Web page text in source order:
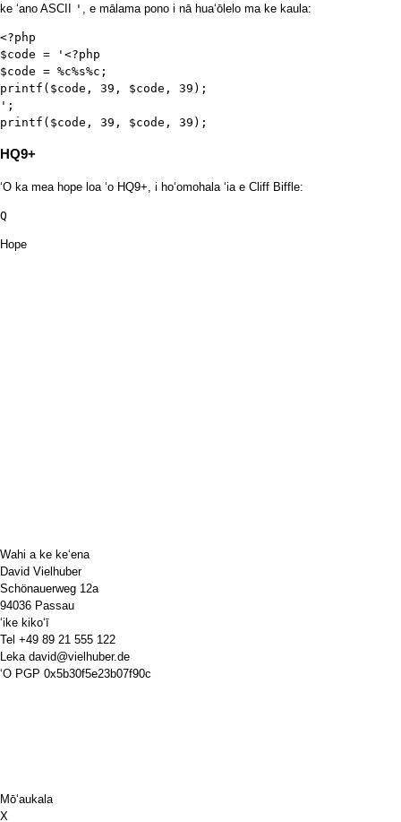
ke ʻano ASCII
' , e mālama pono i nā huaʻōlelo ma ke kaula:
<?php
$code = '<?php
$code = %c%s%c;
printf($code, 39, $code, 39);
';
printf($code, 39, $code, 39);
HQ9+
ʻO ka mea hope loa ʻo HQ9+, i hoʻomohala ʻia e Cliff Biffle:
Q
Hope
Wahi a ke keʻena
David Vielhuber
Schönauerweg 12a
94036 Passau
ʻike kikoʻī
Tel +49 89 21 555 122
Leka david@vielhuber.de
ʻO PGP 0x5b30f5e23b07f90c
Mōʻaukala
X